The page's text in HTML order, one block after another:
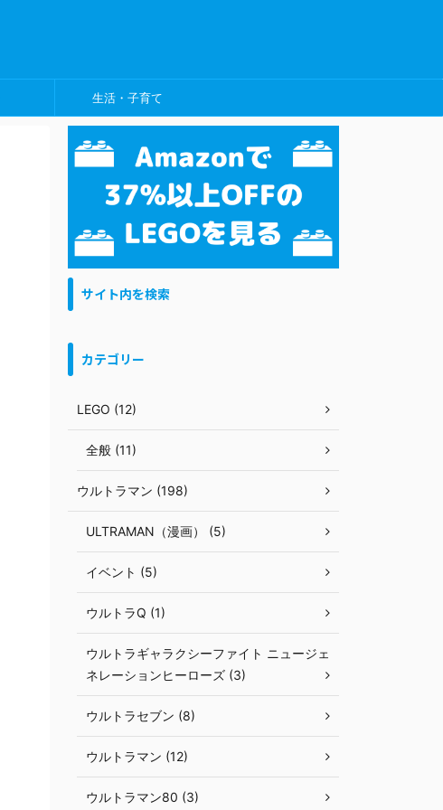
生活・子育て
サイト内を検索
カテゴリー
LEGO (12)
全般 (11)
ウルトラマン (198)
ULTRAMAN（漫画） (5)
イベント (5)
ウルトラQ (1)
ウルトラギャラクシーファイト ニュージェ
ネレーションヒーローズ (3)
ウルトラセブン (8)
ウルトラマン (12)
ウルトラマン80 (3)